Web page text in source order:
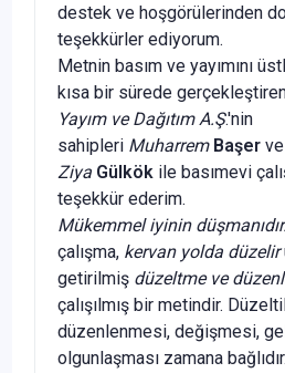
destek ve hoşgörülerinden
teşekkürler ediyorum.
Metnin basım ve yayımını
kısa bir sürede
Yayım ve Dağıtım A.Ş.'nin
sahipleri Muharrem Başer ve
Ziya Gülkök ile basımevi
teşekkür ederim.
Mükemmel iyinin
çalışma, kervan yolda düzelir
getirilmiş düzeltme ve
çalışılmış bir metindir.
düzenlenmesi, değişmesi,
olgunlaşması zamana